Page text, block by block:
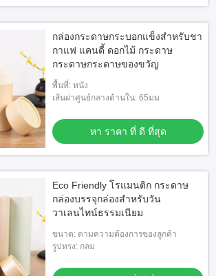
กล่องกระดาษกระบอกแข็งสําหรับชา
กาแฟ แคนดี้ ดอกไม้ กระดาษ
กระดาษกระดาษของขวัญ
พื้นที่: หนัง
เส้นผ่าศูนย์กลางด้านใน: 65มม
หา ราคา ที่ ดี ที่สุด
Eco Friendly โรแมนติก กระดาษ
กล่องบรรจุกล่องสําหรับวัน
วาเลนไทน์ธรรมเนียม
ขนาด: ตามความต้องการของลูกค้า
รูปทรง: กลม